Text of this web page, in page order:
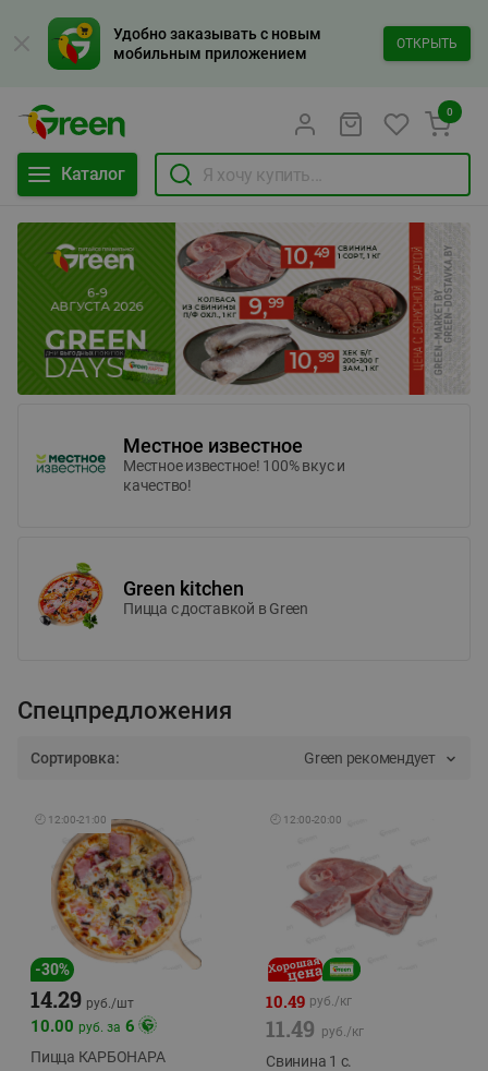
Удобно заказывать с новым
мобильным приложением
ОТКРЫТЬ
Каталог
0
Местное известное
Местное известное! 100% вкус и
качество!
Green kitchen
Пицца c доставкой в Green
Спецпредложения
Сортировка: Green рекомендует
🕘 12:00-21:00
-30%
14.29 руб./шт
10.00 руб. за 6
Пицца КАРБОНАРА
🕘 12:00-20:00
10.49 руб./кг
11.49 руб./кг
Свинина 1 с.